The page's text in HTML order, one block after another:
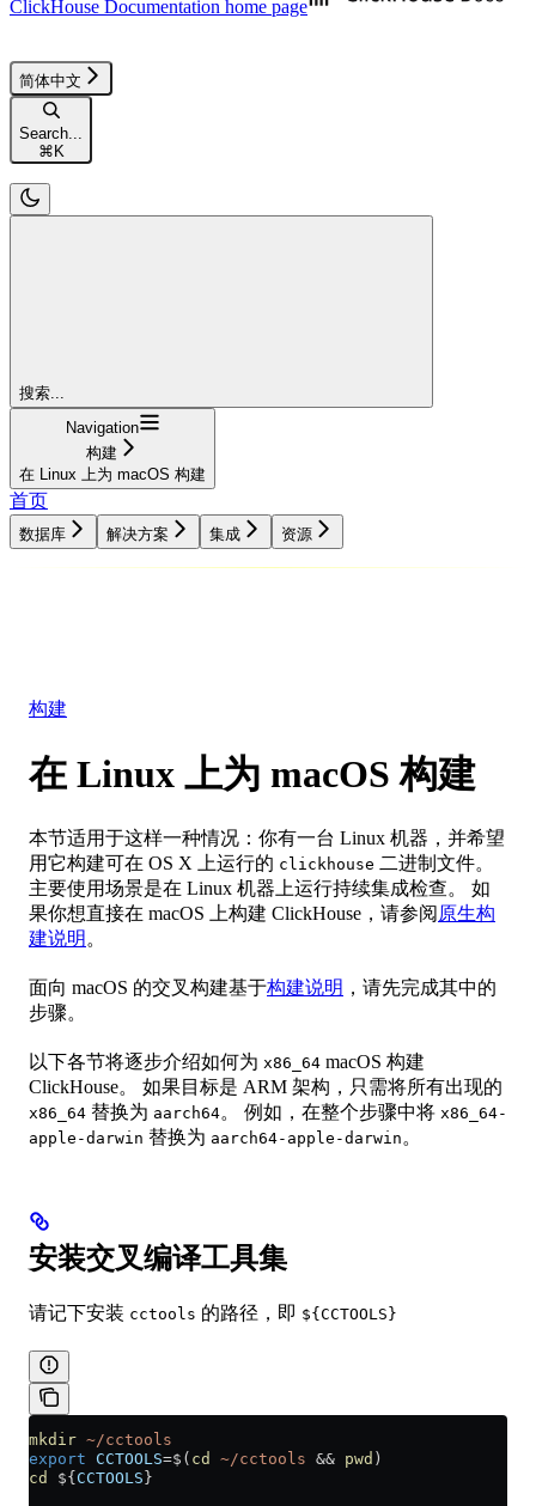
ClickHouse Documentation home page
简体中文
Search...
⌘ K
搜索...
Navigation
构建
在 Linux 上为 macOS 构建
首页
数据库 解决方案 集成 资源
构建
在 Linux 上为 macOS 构建
本节适用于这样一种情况：你有一台 Linux 机器，并希望
用它构建可在 OS X 上运行的 clickhouse 二进制文件。
主要使用场景是在 Linux 机器上运行持续集成检查。 如
果你想直接在 macOS 上构建 ClickHouse，请参阅 原生构
建说明 。
面向 macOS 的交叉构建基于构建说明 ，请先完成其中的
步骤。
以下各节将逐步介绍如何为 x86_64 macOS 构建
ClickHouse。 如果目标是 ARM 架构，只需将所有出现的
x86_64 替换为 aarch64。 例如，在整个步骤中将 x86_64-
apple-darwin 替换为 aarch64-apple-darwin 。
安装交叉编译工具集
请记下安装 cctools 的路径，即 ${CCTOOLS}
mkdir ~/cctools
export CCTOOLS=$( cd ~/cctools && pwd )
cd
${ CCTOOLS }